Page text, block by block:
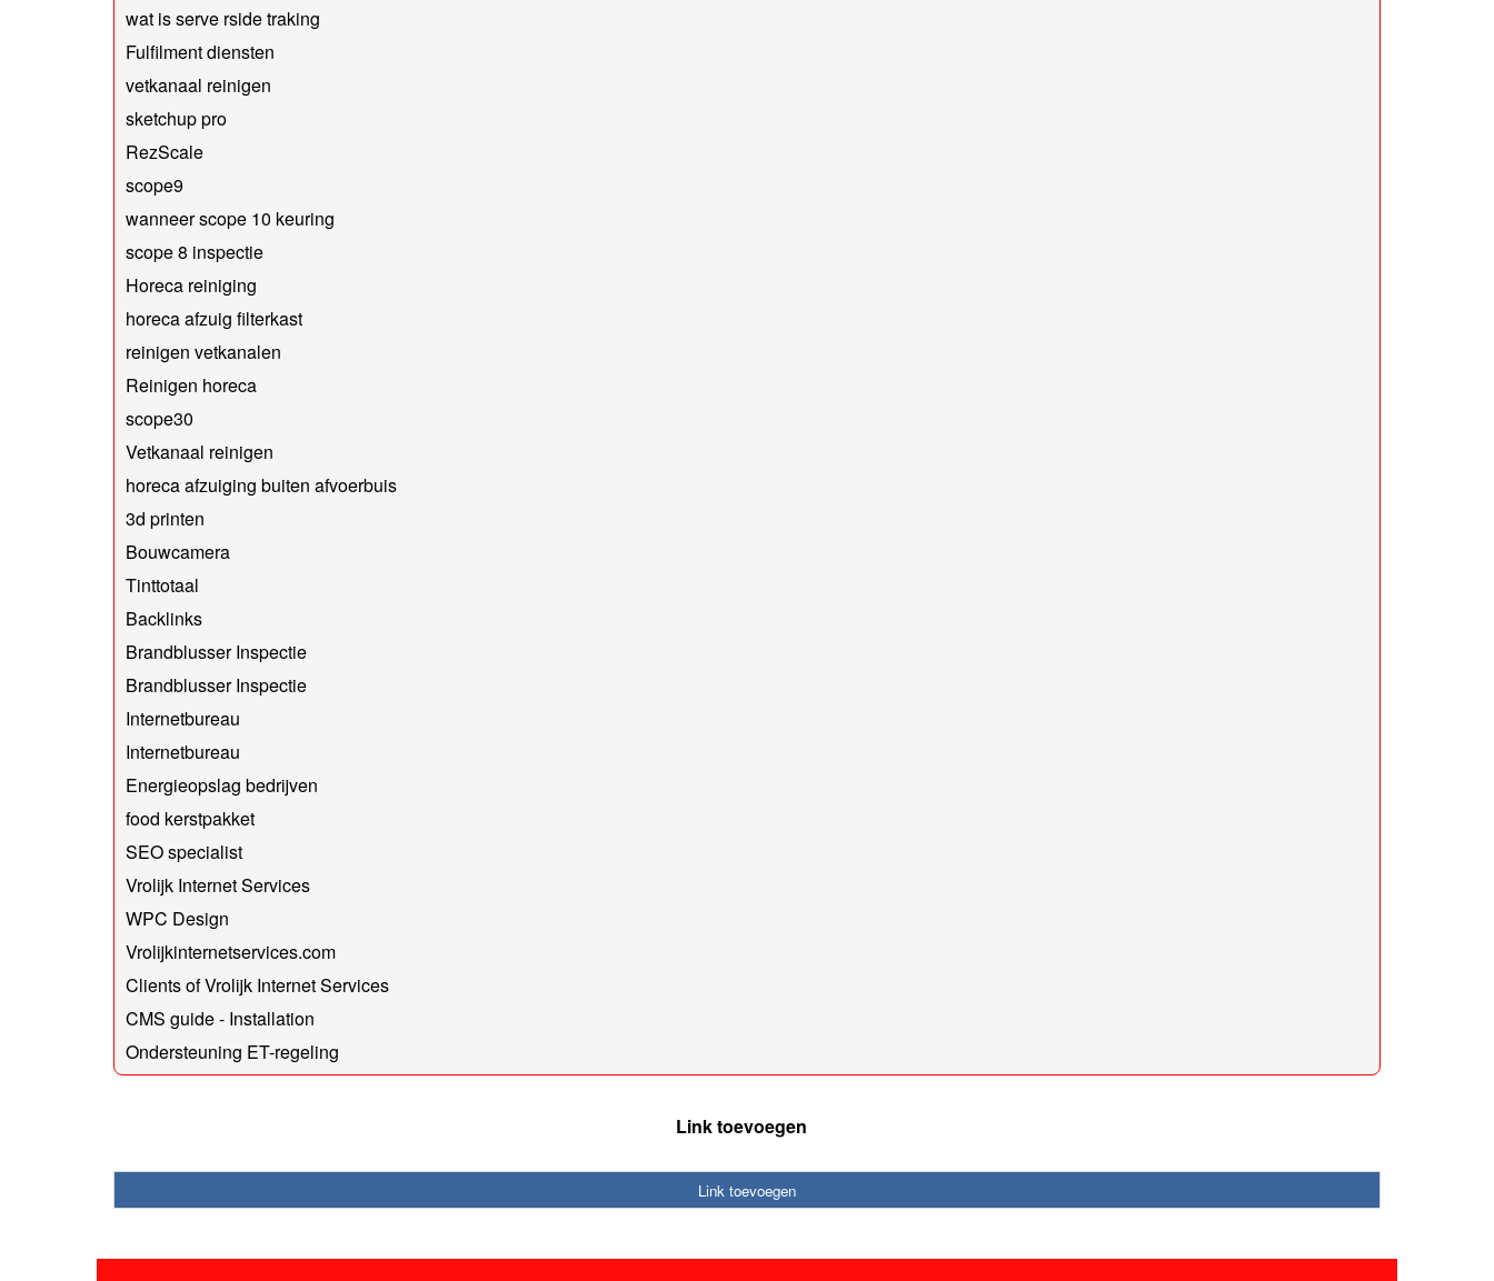
wat is serve rside traking
Fulfilment diensten
vetkanaal reinigen
sketchup pro
RezScale
scope9
wanneer scope 10 keuring
scope 8 inspectie
Horeca reiniging
horeca afzuig filterkast
reinigen vetkanalen
Reinigen horeca
scope30
Vetkanaal reinigen
horeca afzuiging buiten afvoerbuis
3d printen
Bouwcamera
Tinttotaal
Backlinks
Brandblusser Inspectie
Brandblusser Inspectie
Internetbureau
Internetbureau
Energieopslag bedrijven
food kerstpakket
SEO specialist
Vrolijk Internet Services
WPC Design
Vrolijkinternetservices.com
Clients of Vrolijk Internet Services
CMS guide - Installation
Ondersteuning ET-regeling
Link toevoegen
Link toevoegen